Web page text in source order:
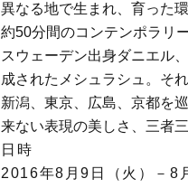
異なる地で生まれ、育った
約50分間のコンテンポラリ
スウェーデン出身ダニエル
成されたメシュラシュ。そ
新潟、東京、広島、京都を
来ない表現の美しさ、三者
日時
2016年8月9日（火）－8